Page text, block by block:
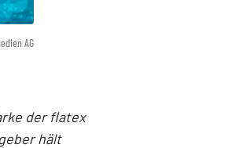
AG
der flatex
hält